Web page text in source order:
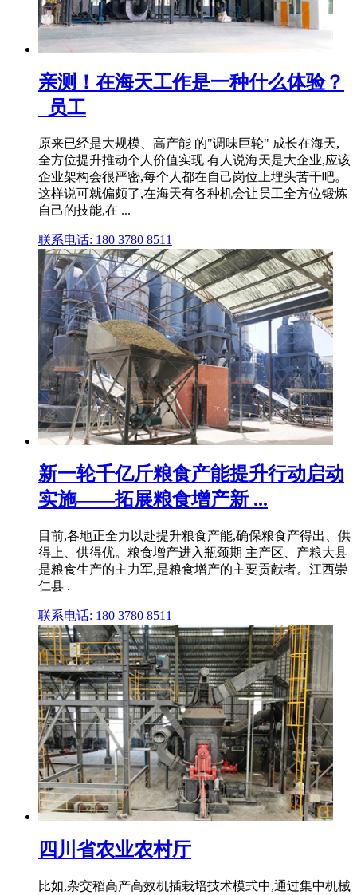
亲测！在海天工作是一种什么体验？
_员工
原来已经是大规模、高产能 的"调味巨轮" 成长在海天,
全方位提升推动个人价值实现 有人说海天是大企业,应该
企业架构会很严密,每个人都在自己岗位上埋头苦干吧。
这样说可就偏颇了,在海天有各种机会让员工全方位锻炼
自己的技能,在 ...
联系电话: 180 3780 8511
新一轮千亿斤粮食产能提升行动启动
实施——拓展粮食增产新 ...
目前,各地正全力以赴提升粮食产能,确保粮食产得出、供
得上、供得优。粮食增产进入瓶颈期 主产区、产粮大县
是粮食生产的主力军,是粮食增产的主要贡献者。江西崇
仁县 .
联系电话: 180 3780 8511
四川省农业农村厅
比如,杂交稻高产高效机插栽培技术模式中,通过集中机械